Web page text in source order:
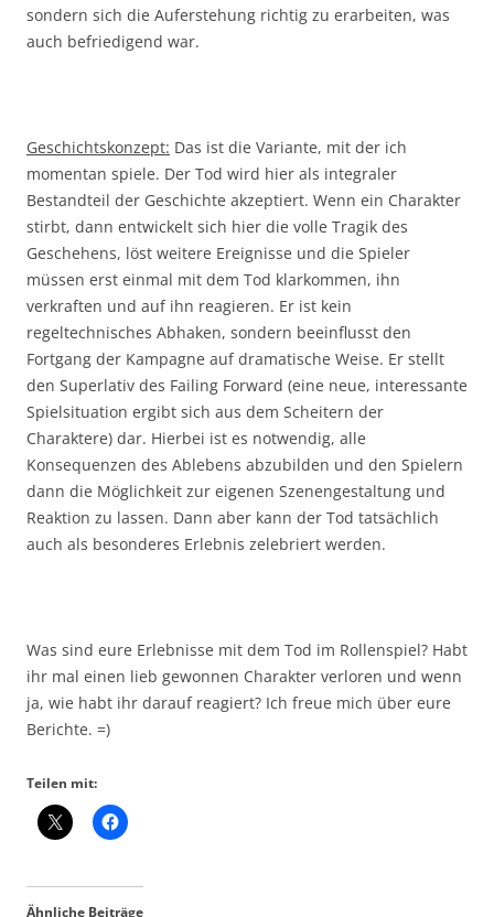
sondern sich die Auferstehung richtig zu erarbeiten, was
auch befriedigend war.
Geschichtskonzept: Das ist die Variante, mit der ich
momentan spiele. Der Tod wird hier als integraler
Bestandteil der Geschichte akzeptiert. Wenn ein Charakter
stirbt, dann entwickelt sich hier die volle Tragik des
Geschehens, löst weitere Ereignisse und die Spieler
müssen erst einmal mit dem Tod klarkommen, ihn
verkraften und auf ihn reagieren. Er ist kein
regeltechnisches Abhaken, sondern beeinflusst den
Fortgang der Kampagne auf dramatische Weise. Er stellt
den Superlativ des Failing Forward (eine neue, interessante
Spielsituation ergibt sich aus dem Scheitern der
Charaktere) dar. Hierbei ist es notwendig, alle
Konsequenzen des Ablebens abzubilden und den Spielern
dann die Möglichkeit zur eigenen Szenengestaltung und
Reaktion zu lassen. Dann aber kann der Tod tatsächlich
auch als besonderes Erlebnis zelebriert werden.
Was sind eure Erlebnisse mit dem Tod im Rollenspiel? Habt
ihr mal einen lieb gewonnen Charakter verloren und wenn
ja, wie habt ihr darauf reagiert? Ich freue mich über eure
Berichte. =)
Teilen mit:
Ähnliche Beiträge